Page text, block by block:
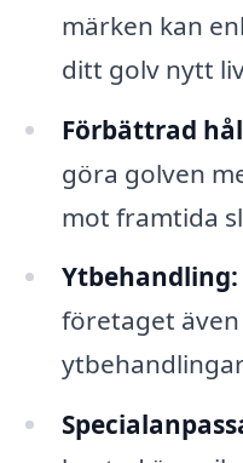
märken kan
ditt golv nytt
Förbättrad
göra golven
mot framtida
Ytbehandling:
företaget